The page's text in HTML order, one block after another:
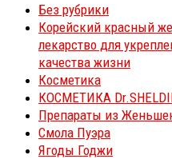
Без рубрики
Корейский красный
лекарство для
качества жизни
Косметика
КОСМЕТИКА
Препараты из
Смола Пуэра
Ягоды Годжи